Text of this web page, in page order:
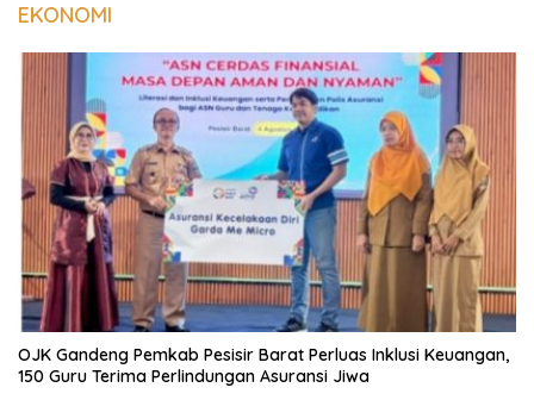
EKONOMI
OJK Gandeng Pemkab Pesisir Barat Perluas Inklusi Keuangan,
150 Guru Terima Perlindungan Asuransi Jiwa